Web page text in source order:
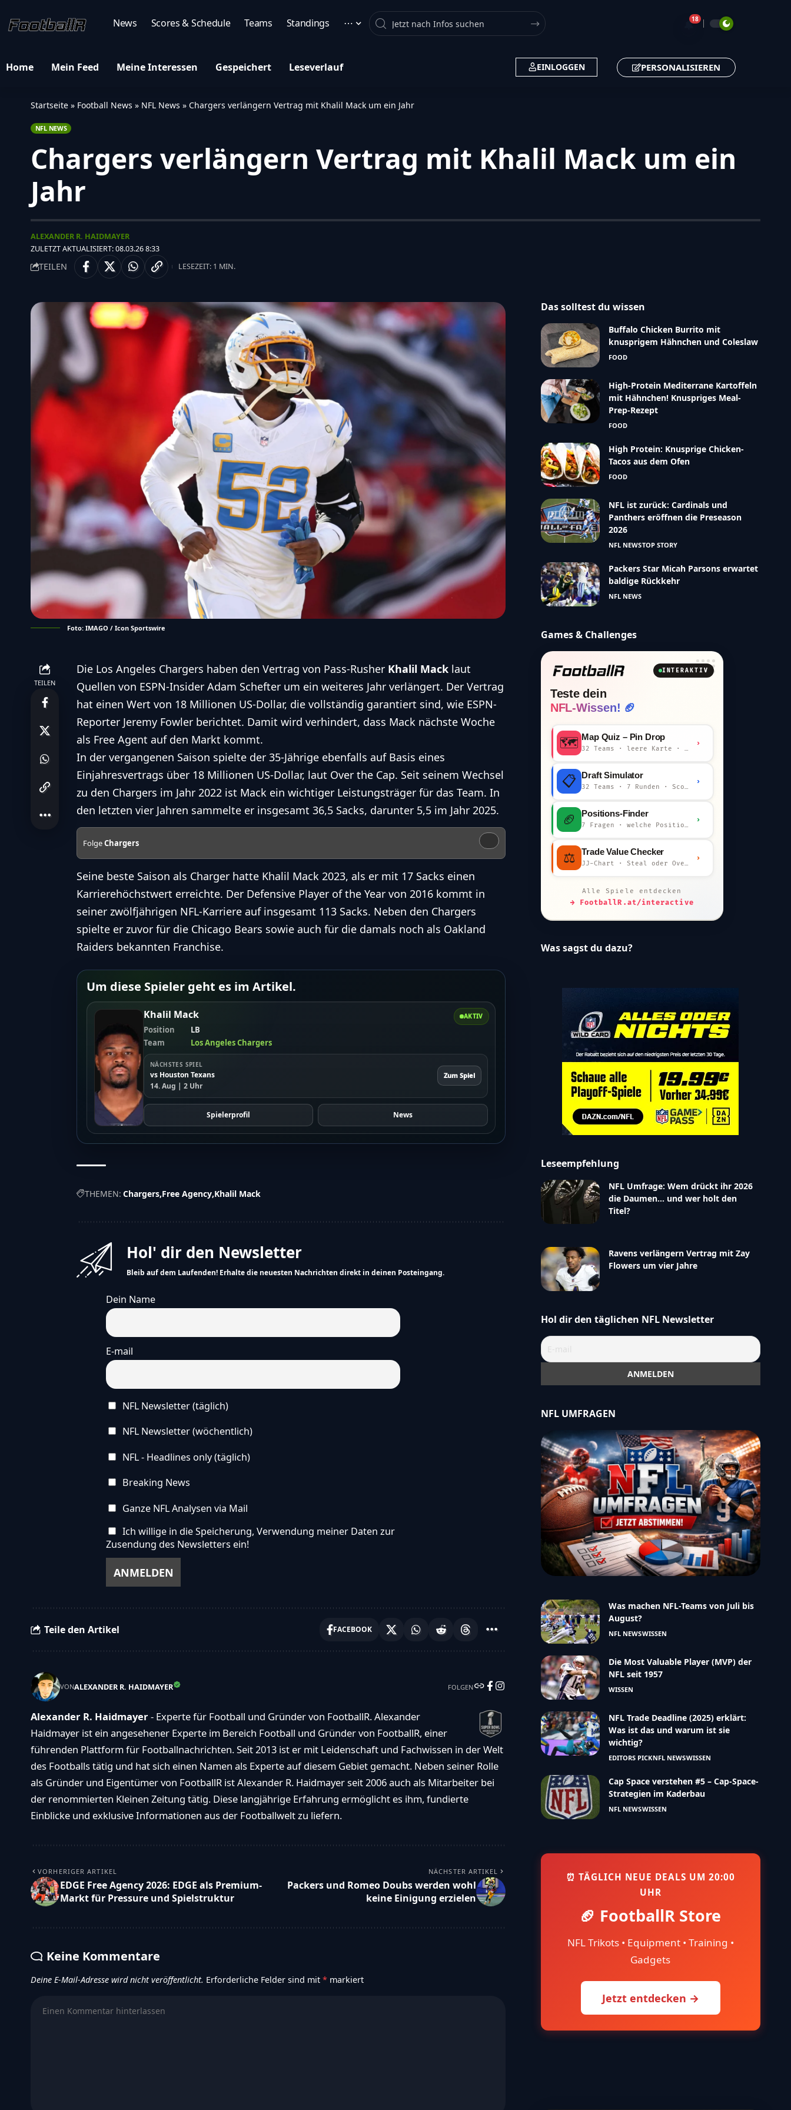
News Scores & Schedule Teams Standings ⋯ Search 🔔18
Home Mein Feed Meine Interessen Gespeichert Leseverlauf EINLOGGEN PERSONALISIEREN
Startseite » Football News » NFL News » Chargers verlängern Vertrag mit Khalil Mack um ein Jahr
NFL NEWS
Chargers verlängern Vertrag mit Khalil Mack um ein
Jahr
ZULETZT AKTUALISIERT: 08.03.26 8:33
ALEXANDER R. HAIDMAYER
TEILEN LESEZEIT: 1 MIN.
Foto: IMAGO / Icon Sportswire
TEILEN
Die Los Angeles Chargers haben den Vertrag von Pass-Rusher Khalil Mack laut
Quellen von ESPN-Insider Adam Schefter um ein weiteres Jahr verlängert. Der Vertrag
hat einen Wert von 18 Millionen US-Dollar, die vollständig garantiert sind, wie ESPN-
Reporter Jeremy Fowler berichtet. Damit wird verhindert, dass Mack nächste Woche
als Free Agent auf den Markt kommt.
In der vergangenen Saison spielte der 35-Jährige ebenfalls auf Basis eines
Einjahresvertrags über 18 Millionen US-Dollar, laut Over the Cap. Seit seinem Wechsel
zu den Chargers im Jahr 2022 ist Mack ein wichtiger Leistungsträger für das Team. In
den letzten vier Jahren sammelte er insgesamt 36,5 Sacks, darunter 5,5 im Jahr 2025.
FolgeChargers
Seine beste Saison als Charger hatte Khalil Mack 2023, als er mit 17 Sacks einen
Karrierehöchstwert erreichte. Der Defensive Player of the Year von 2016 kommt in
seiner zwölfjährigen NFL-Karriere auf insgesamt 113 Sacks. Neben den Chargers
spielte er zuvor für die Chicago Bears sowie auch für die damals noch als Oakland
Raiders bekannten Franchise.
Um diese Spieler geht es im Artikel.
AKTIV
Khalil Mack
Position
LB
Team
Los Angeles Chargers
NÄCHSTES SPIEL
vs Houston Texans
14. Aug | 2 Uhr
Zum Spiel
Spielerprofil News
THEMEN: Chargers Free Agency Khalil Mack
Hol' dir den Newsletter
Bleib auf dem Laufenden! Erhalte die neuesten Nachrichten direkt in deinen Posteingang.
Dein Name
E-mail
NFL Newsletter (täglich)
NFL Newsletter (wöchentlich)
NFL - Headlines only (täglich)
Breaking News
Ganze NFL Analysen via Mail
Ich willige in die Speicherung, Verwendung meiner Daten zur
Zusendung des Newsletters ein!
Teile den Artikel FACEBOOK
VONALEXANDER R. HAIDMAYER FOLGEN
Alexander R. Haidmayer- Experte für Football und Gründer von FootballR. Alexander
Haidmayer ist ein angesehener Experte im Bereich Football und Gründer von FootballR, einer
führenden Plattform für Footballnachrichten. Seit 2013 ist er mit Leidenschaft und Fachwissen in der Welt
des Footballs tätig und hat sich einen Namen als Experte auf diesem Gebiet gemacht. Neben seiner Rolle
als Gründer und Eigentümer von FootballR ist Alexander R. Haidmayer seit 2006 auch als Mitarbeiter bei
der renommierten Kleinen Zeitung tätig. Diese langjährige Erfahrung ermöglicht es ihm, fundierte
Einblicke und exklusive Informationen aus der Footballwelt zu liefern.
VORHERIGER ARTIKEL
EDGE Free Agency 2026: EDGE als Premium-
Markt für Pressure und Spielstruktur
NÄCHSTER ARTIKEL
Packers und Romeo Doubs werden wohl
keine Einigung erzielen
Keine Kommentare
Deine E-Mail-Adresse wird nicht veröffentlicht. Erforderliche Felder sind mit * markiert
Das solltest du wissen
Buffalo Chicken Burrito mit
knusprigem Hähnchen und Coleslaw
FOOD
High-Protein Mediterrane Kartoffeln
mit Hähnchen! Knuspriges Meal-
Prep-Rezept
FOOD
High Protein: Knusprige Chicken-
Tacos aus dem Ofen
FOOD
NFL ist zurück: Cardinals und
Panthers eröffnen die Preseason
2026
NFL NEWSTOP STORY
Packers Star Micah Parsons erwartet
baldige Rückkehr
NFL NEWS
Games & Challenges
INTERAKTIV
Teste dein
NFL-Wissen! 🏈
🗺️ Map Quiz – Pin Drop
32 Teams · leere Karte · km-Wertung
›
📋 Draft Simulator
32 Teams · 7 Runden · Scout-Kommentar
›
🏈 Positions-Finder
7 Fragen · welche Position bist du?
›
⚖️ Trade Value Checker
JJ-Chart · Steal oder Overpay?
›
Alle Spiele entdecken
→ FootballR.at/interactive
Was sagst du dazu?
Leseempfehlung
NFL Umfrage: Wem drückt ihr 2026
die Daumen… und wer holt den
Titel?
Ravens verlängern Vertrag mit Zay
Flowers um vier Jahre
Hol dir den täglichen NFL Newsletter
NFL UMFRAGEN
Was machen NFL-Teams von Juli bis
August?
NFL NEWSWISSEN
Die Most Valuable Player (MVP) der
NFL seit 1957
WISSEN
NFL Trade Deadline (2025) erklärt:
Was ist das und warum ist sie
wichtig?
EDITORS PICKNFL NEWSWISSEN
Cap Space verstehen #5 – Cap-Space-
Strategien im Kaderbau
NFL NEWSWISSEN
⏰ TÄGLICH NEUE DEALS UM 20:00
UHR
🏈 FootballR Store
NFL Trikots • Equipment • Training •
Gadgets
Jetzt entdecken →